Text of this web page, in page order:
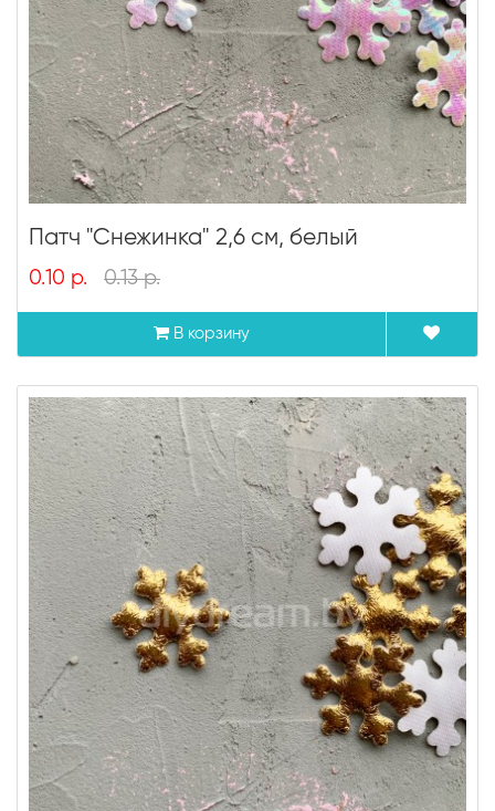
Патч "Снежинка" 2,6 см, белый
0.10 р. 0.13 р.
В корзину